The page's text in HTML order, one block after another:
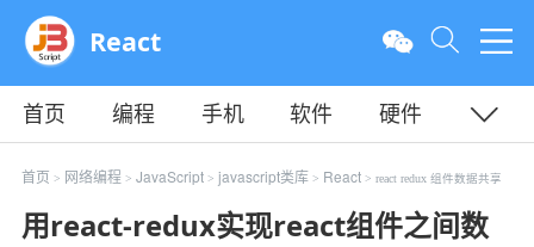
React
首页 编程 手机 软件
硬件
教程
平面 服务器
首页 > 网络编程 > JavaScript> javascript类库> React> react redux 组件数据共享
用react-redux实现react组件之间数